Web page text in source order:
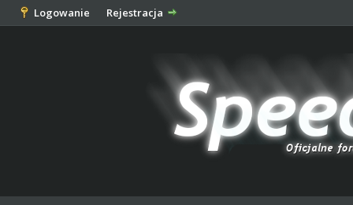
Logowanie Rejestracja